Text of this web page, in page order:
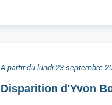
A partir du lundi 23 septembre
Disparition d'Yvon